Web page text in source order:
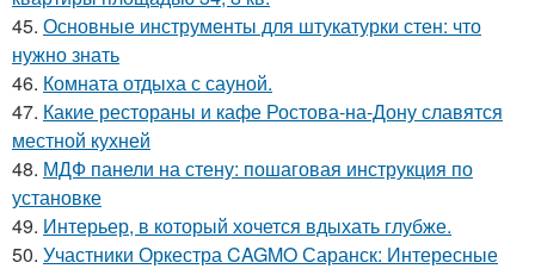
45. Основные инструменты для штукатурки стен: что
нужно знать
46. Комната отдыха с сауной.
47. Какие рестораны и кафе Ростова-на-Дону славятся
местной кухней
48. МДФ панели на стену: пошаговая инструкция по
установке
49. Интерьер, в который хочется вдыхать глубже.
50. Участники Оркестра CAGMO Саранск: Интересные